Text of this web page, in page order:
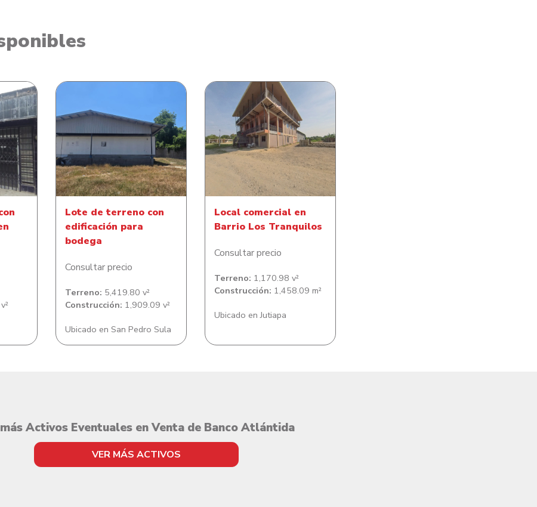
Local
El
Lote de terreno con
edificación para bodega
Lote de terreno con
edificación para
bodega
Consultar precio
Terreno: 5,419.80 v²
Construcción: 1,909.09 v²
Ubicado en San Pedro Sula
Local comercial en Barrio
Los Tranquilos
Local comercial en
Barrio Los Tranquilos
Consultar precio
Terreno: 1,170.98 v²
Construcción: 1,458.09 m²
Ubicado en Jutiapa
Activos Eventuales en Venta de Banco Atlántida
VER MÁS ACTIVOS